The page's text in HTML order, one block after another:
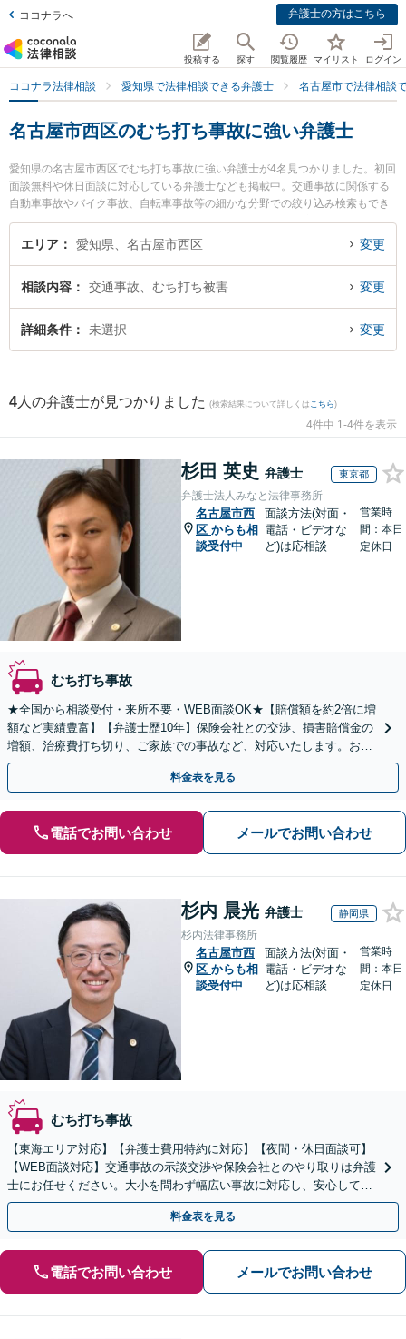
ココナラへ 弁護士の方はこちら
投稿する 探す 閲覧履歴 マイリスト ログイン
ココナラ法律相談 愛知県で法律相談できる弁護士 名古屋市で法律相談
名古屋市西区のむち打ち事故に強い弁護士
愛知県の名古屋市西区でむち打ち事故に強い弁護士が4名見つかりました。初回
面談無料や休日面談に対応している弁護士なども掲載中。交通事故に関係する
自動車事故やバイク事故、自転車事故等の細かな分野での絞り込み検索もでき
便利です。特にいなほ法律事務所の伊藤 力也弁護士や牧野太郎経営法律事務所
の牧野 太郎弁護士、and LEGAL弁護士法人 名古屋駅オフィスの森 正晴弁護士
したい』『むち打ち事故のトラブル解決の実績豊富な近くの弁護士を検索した
い』『初回相談無料でむち打ち事故を法律相談できる名古屋市西区内の弁護士
に相談予約したい』などでお困りの相談者さんにおすすめです。
エリア 愛知県、名古屋市西区 変更
相談内容 交通事故、むち打ち被害 変更
詳細条件 未選択 変更
4 人の弁護士が見つかりました (検索結果について詳しくは こちら)
4件中 1-4件を表示
杉田 英史 弁護士 東京都
弁護士法人みなと法律事務所
名古屋市西
区 からも相
談受付中
面談方法(対面・
電話・ビデオな
ど)は応相談
営業時
間：本日
定休日
むち打ち事故
★全国から相談受付・来所不要・WEB面談OK★【賠償額を約2倍に増
額など実績豊富】【弁護士歴10年】保険会社との交渉、損害賠償金の
増額、治療費打ち切り、ご家族での事故など、対応いたします。お早
めにご相談ください【初回相談・着手金無料】
料金表を見る
電話でお問い合わせ メールでお問い合わせ
杉内 晨光 弁護士 静岡県
杉内法律事務所
名古屋市西
区 からも相
談受付中
面談方法(対面・
電話・ビデオな
ど)は応相談
営業時
間：本日
定休日
むち打ち事故
【東海エリア対応】【弁護士費用特約に対応】【夜間・休日面談可】
【WEB面談対応】交通事故の示談交渉や保険会社とのやり取りは弁護
士にお任せください。大小を問わず幅広い事故に対応し、安心して治
療に専念できるようサポートいたします。
料金表を見る
電話でお問い合わせ メールでお問い合わせ